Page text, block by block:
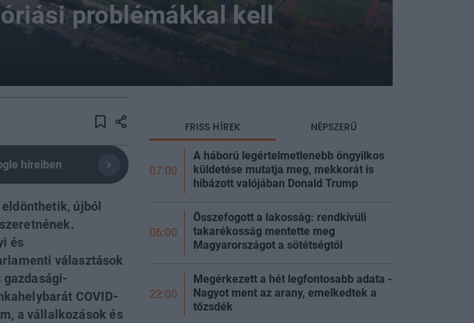
problémákkal kell
híreiben
újból
és
választások
COVID-
a vállalkozások és
FRISS HÍREK NÉPSZERŰ
07:00
A háború legértelmetlenebb öngyilkos
küldetése mutatja meg, mekkorát is
hibázott valójában Donald Trump
06:00
Összefogott a lakosság: rendkívüli
takarékosság mentette meg
Magyarországot a sötétségtől
22:00
Megérkezett a hét legfontosabb adata -
Nagyot ment az arany, emelkedtek a
tőzsdék